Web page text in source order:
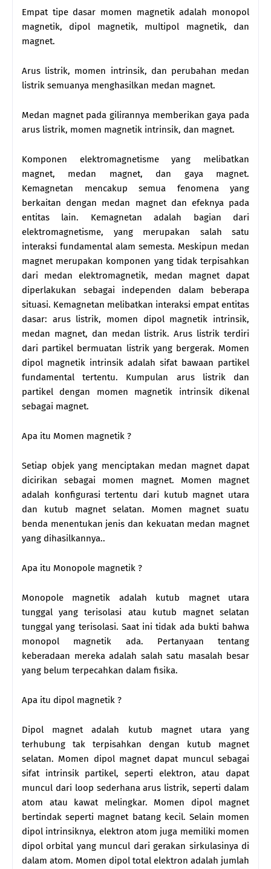
Empat tipe dasar momen magnetik adalah monopol
magnetik, dipol magnetik, multipol magnetik, dan
magnet.
Arus listrik, momen intrinsik, dan perubahan medan
listrik semuanya menghasilkan medan magnet.
Medan magnet pada gilirannya memberikan gaya pada
arus listrik, momen magnetik intrinsik, dan magnet.
Komponen elektromagnetisme yang melibatkan
magnet, medan magnet, dan gaya magnet.
Kemagnetan mencakup semua fenomena yang
berkaitan dengan medan magnet dan efeknya pada
entitas lain. Kemagnetan adalah bagian dari
elektromagnetisme, yang merupakan salah satu
interaksi fundamental alam semesta. Meskipun medan
magnet merupakan komponen yang tidak terpisahkan
dari medan elektromagnetik, medan magnet dapat
diperlakukan sebagai independen dalam beberapa
situasi. Kemagnetan melibatkan interaksi empat entitas
dasar: arus listrik, momen dipol magnetik intrinsik,
medan magnet, dan medan listrik. Arus listrik terdiri
dari partikel bermuatan listrik yang bergerak. Momen
dipol magnetik intrinsik adalah sifat bawaan partikel
fundamental tertentu. Kumpulan arus listrik dan
partikel dengan momen magnetik intrinsik dikenal
sebagai magnet.
Apa itu Momen magnetik ?
Setiap objek yang menciptakan medan magnet dapat
dicirikan sebagai momen magnet. Momen magnet
adalah konfigurasi tertentu dari kutub magnet utara
dan kutub magnet selatan. Momen magnet suatu
benda menentukan jenis dan kekuatan medan magnet
yang dihasilkannya..
Apa itu Monopole magnetik ?
Monopole magnetik adalah kutub magnet utara
tunggal yang terisolasi atau kutub magnet selatan
tunggal yang terisolasi. Saat ini tidak ada bukti bahwa
monopol magnetik ada. Pertanyaan tentang
keberadaan mereka adalah salah satu masalah besar
yang belum terpecahkan dalam fisika.
Apa itu dipol magnetik ?
Dipol magnet adalah kutub magnet utara yang
terhubung tak terpisahkan dengan kutub magnet
selatan. Momen dipol magnet dapat muncul sebagai
sifat intrinsik partikel, seperti elektron, atau dapat
muncul dari loop sederhana arus listrik, seperti dalam
atom atau kawat melingkar. Momen dipol magnet
bertindak seperti magnet batang kecil. Selain momen
dipol intrinsiknya, elektron atom juga memiliki momen
dipol orbital yang muncul dari gerakan sirkulasinya di
dalam atom. Momen dipol total elektron adalah jumlah